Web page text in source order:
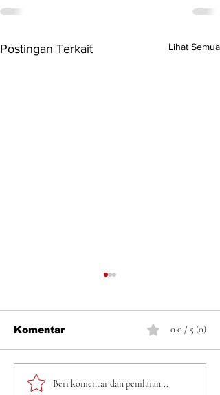
Postingan Terkait Lihat Semua
Antrean BBM di
Komentar 0.0 / 5 (0)
Beri komentar dan penilaian...